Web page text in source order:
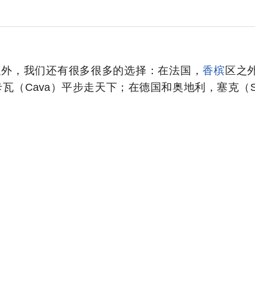
，我们还有很多很多的选择：在法国，香槟 区之
瓦（Cava）平步走天下；在德国和奥地利，塞克